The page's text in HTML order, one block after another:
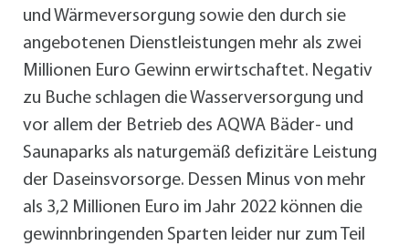
und Wärmeversorgung sowie den durch sie
angebotenen Dienstleistungen mehr als zwei
Millionen Euro Gewinn erwirtschaftet. Negativ
zu Buche schlagen die Wasserversorgung und
vor allem der Betrieb des AQWA Bäder- und
Saunaparks als naturgemäß defizitäre Leistung
der Daseinsvorsorge. Dessen Minus von mehr
als 3,2 Millionen Euro im Jahr 2022 können die
gewinnbringenden Sparten leider nur zum Teil